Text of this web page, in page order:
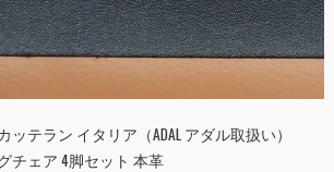
ッテラン イタリア（ADAL アダル取扱い）
チェア 4脚セット 本革